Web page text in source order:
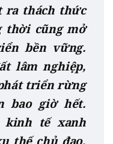
ra thách thức
thời cũng mở
bền vững.
lâm nghiệp,
triển rừng
bao giờ hết.
tế xanh